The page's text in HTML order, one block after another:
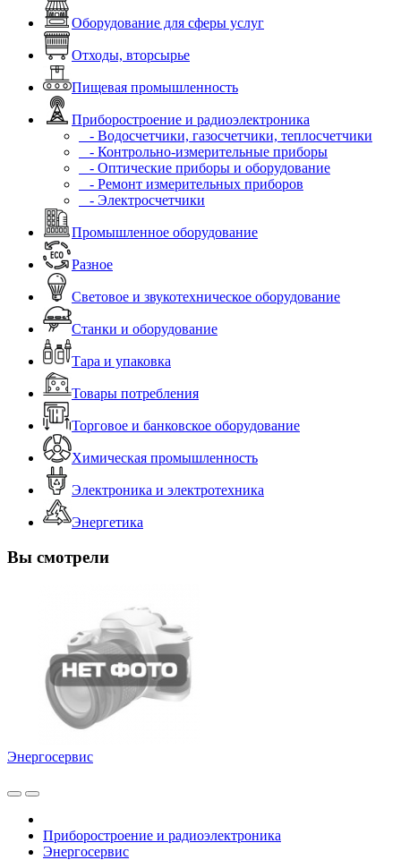
Оборудование для сферы услуг
Отходы, вторсырье
Пищевая промышленность
Приборостроение и радиоэлектроника
- Водосчетчики, газосчетчики, теплосчетчики
- Контрольно-измерительные приборы
- Оптические приборы и оборудование
- Ремонт измерительных приборов
- Электросчетчики
Промышленное оборудование
Разное
Световое и звукотехническое оборудование
Станки и оборудование
Тара и упаковка
Товары потребления
Торговое и банковское оборудование
Химическая промышленность
Электроника и электротехника
Энергетика
Вы смотрели
Энергосервис
Приборостроение и радиоэлектроника
Энергосервис